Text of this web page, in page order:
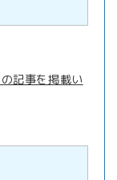
記事を掲載い